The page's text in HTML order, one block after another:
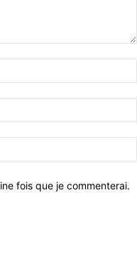
fois que je commenterai.